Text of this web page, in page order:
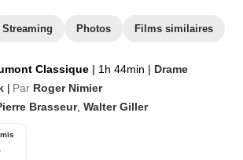
Streaming Photos Films similaires
Classique | 1h 44min | Drame
Par Roger Nimier
Brasseur, Walter Giller